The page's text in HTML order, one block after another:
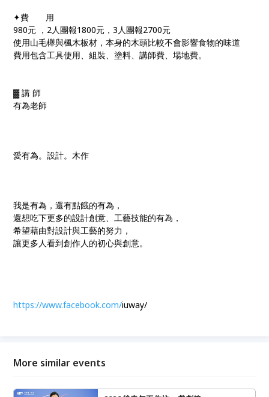
✦費 用
980元 ，2人團報1800元，3人團報2700元
使用山毛櫸與楓木板材，本身的木頭比較不會影響食物的味道
費用包含工具使用、組裝、塗料、講師費、場地費。
▓ 講 師
有為老師
愛有為。設計。木作
我是有為，還有點餓的有為，
還想吃下更多的設計創意、工藝技能的有為，
希望藉由對設計與工藝的努力，
讓更多人看到創作人的初心與創意。
https://www.facebook.com/iuway/
More similar events